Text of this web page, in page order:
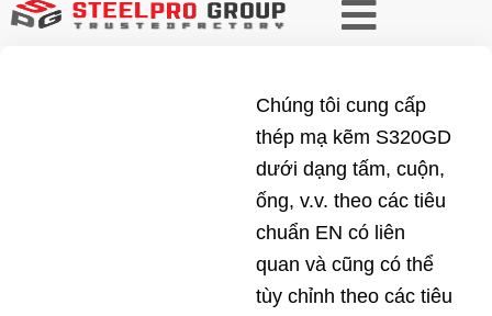
Chúng tôi cung cấp
thép mạ kẽm S320GD
dưới dạng tấm, cuộn,
ống, v.v. theo các tiêu
chuẩn EN có liên
quan và cũng có thể
tùy chỉnh theo các tiêu